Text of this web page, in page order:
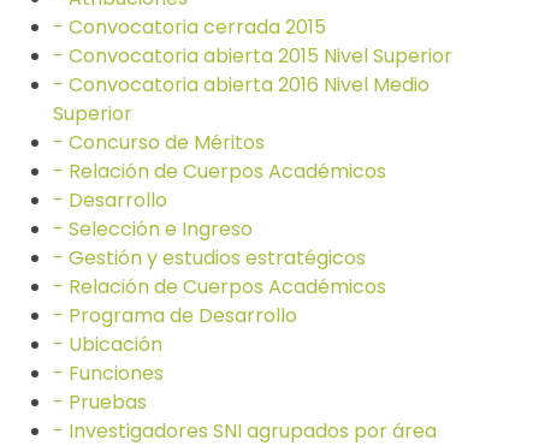
- Convocatoria cerrada 2015
- Convocatoria abierta 2015 Nivel Superior
- Convocatoria abierta 2016 Nivel Medio
Superior
- Concurso de Méritos
- Relación de Cuerpos Académicos
- Desarrollo
- Selección e Ingreso
- Gestión y estudios estratégicos
- Relación de Cuerpos Académicos
- Programa de Desarrollo
- Ubicación
- Funciones
- Pruebas
- Investigadores SNI agrupados por área